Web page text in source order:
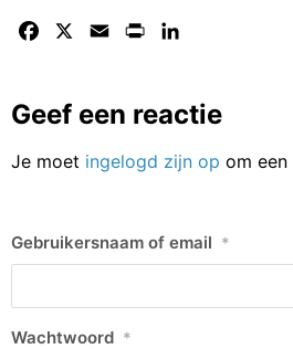
Facebook Email Print
Geef een reactie
Je moet ingelogd zijn op om
Gebruikersnaam of email *
Wachtwoord *